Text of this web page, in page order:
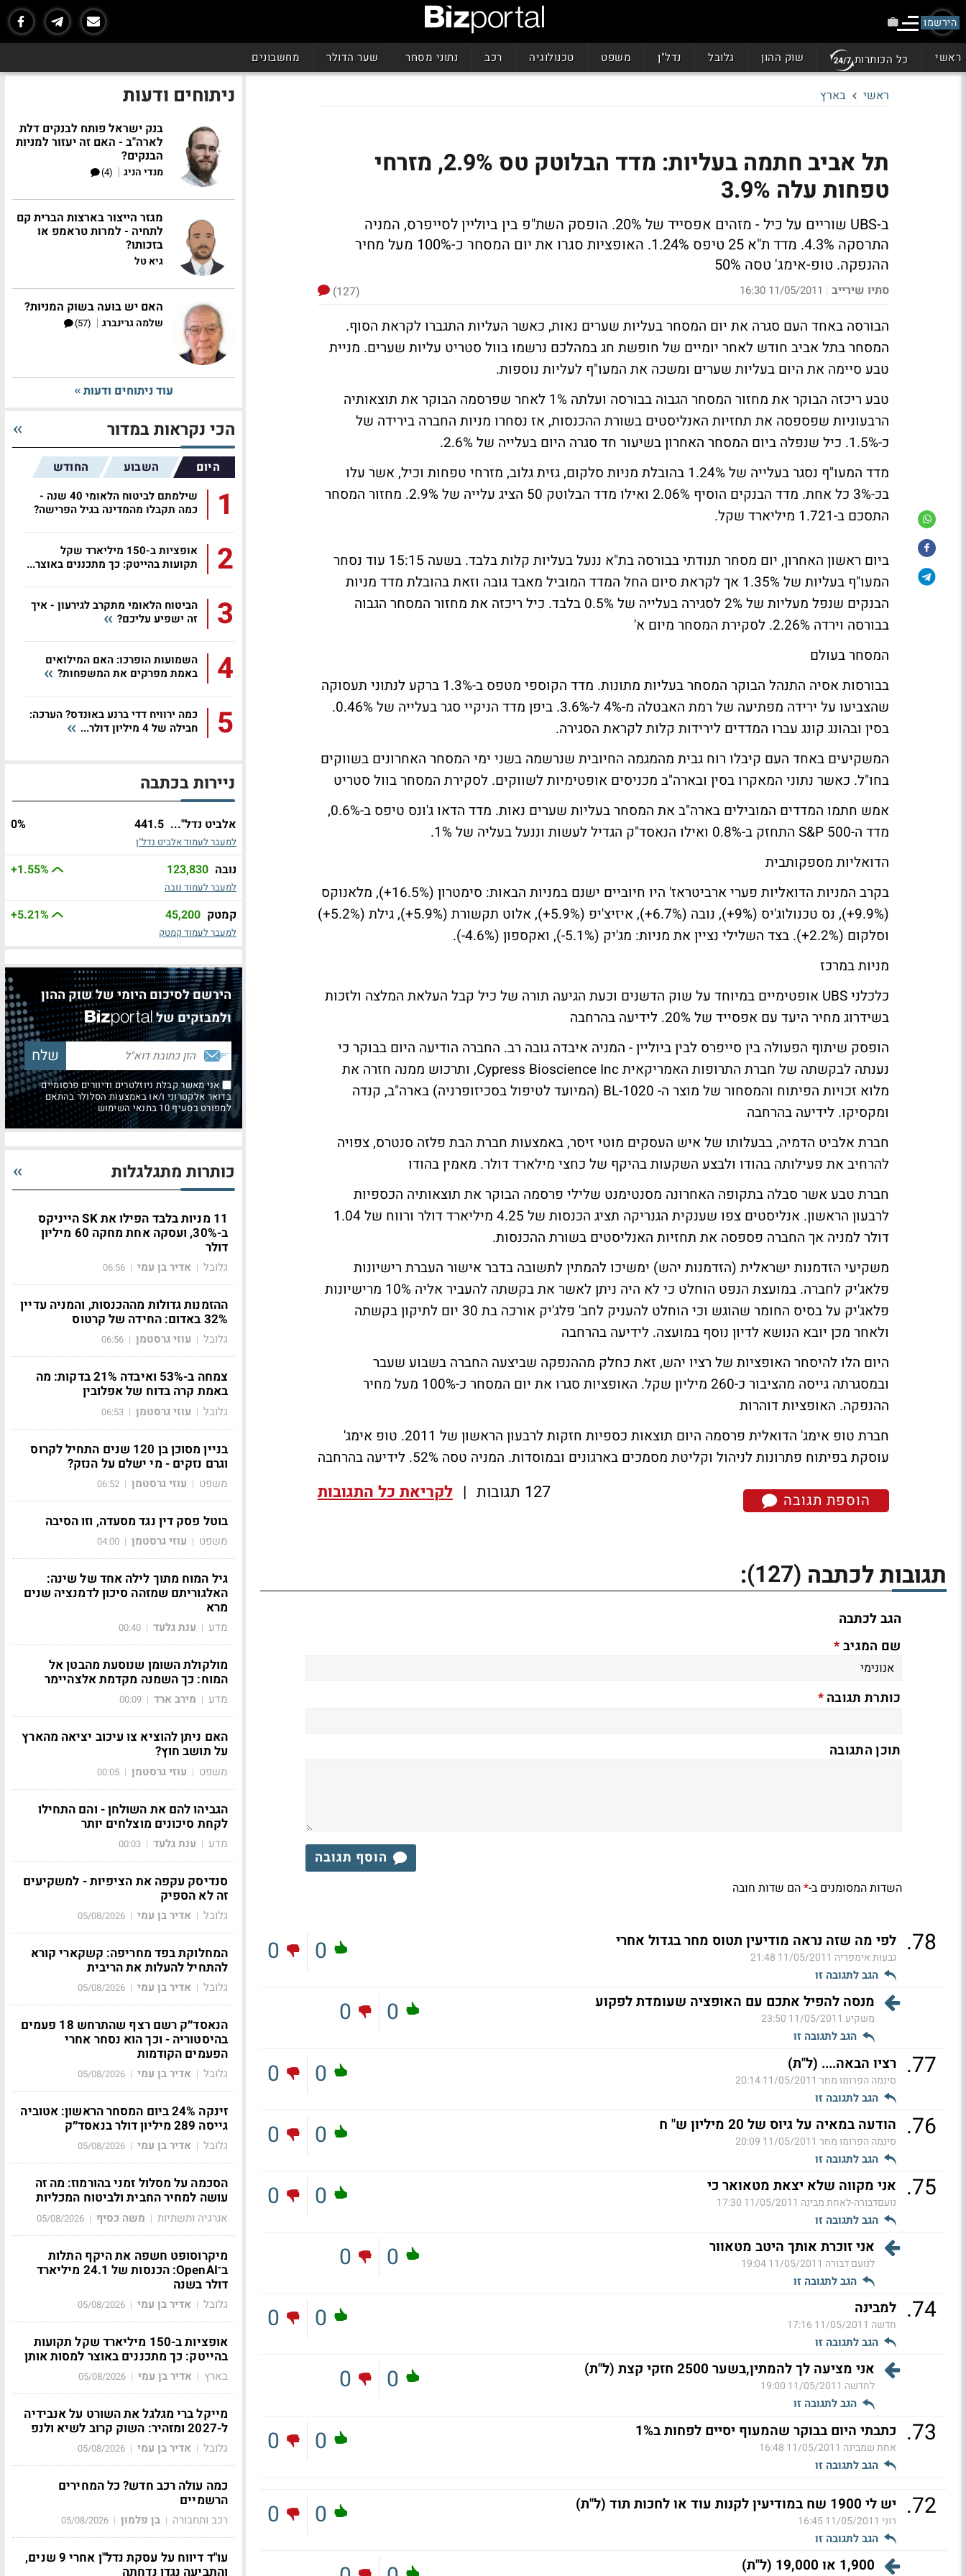
הירשמו
ראשי כל הכותרות שוק ההון גלובל נדל"ן משפט טכנולוגיה רכב נתוני מסחר שער הדולר מחשבונים
ראשי בארץ
תל אביב חתמה בעליות: מדד הבלוטק טס 2.9%, מזרחי
טפחות עלה 3.9%
ב-UBS שוריים על כיל - מזהים אפסייד של 20%. הופסק השת"פ בין ביוליין לסייפרס, המניה
התרסקה 4.3%. מדד ת"א 25 טיפס 1.24%. האופציות סגרו את יום המסחר כ-100% מעל מחיר
ההנפקה. טופ-אימג' טסה 50%
סתיו שירייב |
11/05/2011 16:30
(127)
הבורסה באחד העם סגרה את יום המסחר בעליות שערים נאות, כאשר העליות התגברו לקראת הסוף.
המסחר בתל אביב חודש לאחר יומיים של חופשת חג במהלכם נרשמו בוול סטריט עליות שערים. מניית
טבע סיימה את היום בעליות שערים ומשכה את המעו"ף לעליות נוספות.
טבע ריכזה הבוקר את מחזור המסחר הגבוה בבורסה ועלתה 1% לאחר שפרסמה הבוקר את תוצאותיה
הרבעוניות שפספסה את תחזיות האנליסטים בשורת ההכנסות, אז נסחרו מניות החברה בירידה של
כ-1.5%. כיל שנפלה ביום המסחר האחרון בשיעור חד סגרה היום בעלייה של 2.6%.
מדד המעו"ף נסגר בעלייה של 1.24% בהובלת מניות סלקום, גזית גלוב, מזרחי טפחות וכיל, אשר עלו
בכ-3% כל אחת. מדד הבנקים הוסיף 2.06% ואילו מדד הבלוטק 50 הציג עלייה של 2.9%. מחזור המסחר
התסכם ב-1.721 מיליארד שקל.
ביום ראשון האחרון, יום מסחר תנודתי בבורסה בת"א ננעל בעליות קלות בלבד. בשעה 15:15 עוד נסחר
המעו"ף בעליות של 1.35% אך לקראת סיום החל המדד המוביל מאבד גובה וזאת בהובלת מדד מניות
הבנקים שנפל מעליות של 2% לסגירה בעלייה של 0.5% בלבד. כיל ריכזה את מחזור המסחר הגבוה
בבורסה וירדה 2.26%.
לסקירת המסחר מיום א'
המסחר בעולם
בבורסות אסיה התנהל הבוקר המסחר בעליות מתונות. מדד הקוספי מטפס ב-1.3% ברקע לנתוני תעסוקה
שהצביעו על ירידה מפתיעה של רמת האבטלה מ-4% ל-3.6%. ביפן מדד הניקיי סגר בעלייה של 0.46%.
בסין ובהונג קונג עברו המדדים לירידות קלות לקראת הסגירה.
המשקיעים באחד העם קיבלו רוח גבית מהמגמה החיובית שנרשמה בשני ימי המסחר האחרונים בשווקים
בחו"ל. כאשר נתוני המאקרו בסין ובארה"ב מכניסים אופטימיות לשווקים. לסקירת המסחר בוול סטריט
אמש חתמו המדדים המובילים בארה"ב את המסחר בעליות שערים נאות. מדד הדאו ג'ונס טיפס ב-0.6%,
מדד ה-S&P 500 התחזק ב-0.8% ואילו הנאסד"ק הגדיל לעשות וננעל בעליה של 1%.
הדואליות מספקותבית
בקרב המניות הדואליות פערי ארביטראז' היו חיוביים ישנם במניות הבאות: סימטרון (16.5%+), מלאנוקס
(9.9%+), נס טכנולוג'יס (9%+), נובה (6.7%+), איזיצ'יפ (5.9%+), אלוט תקשורת (5.9%+), גילת (5.2%+)
וסלקום (2.2%+). בצד השלילי נציין את מניות: מג'יק (5.1%-), ואקספון (4.6%-).
מניות במרכז
כלכלני UBS אופטימיים במיוחד על שוק הדשנים וכעת הגיעה תורה של כיל קבל העלאת המלצה ולזכות
בשידרוג מחיר היעד עם אפסייד של 20%.
לידיעה בהרחבה
הופסק שיתוף הפעולה בין סייפרס לבין ביוליין - המניה איבדה גובה רב. החברה הודיעה היום בבוקר כי
נענתה לבקשתה של חברת התרופות האמריקאית Cypress Bioscience Inc, ותרכוש ממנה חזרה את
מלוא זכויות הפיתוח והמסחור של מוצר ה- BL-1020 (המיועד לטיפול בסכיזופרניה) בארה"ב, קנדה
ומקסיקו. לידיעה בהרחבה
חברת אלביט הדמיה, בבעלותו של איש העסקים מוטי זיסר, באמצעות חברת הבת פלזה סנטרס, צפויה
להרחיב את פעילותה בהודו ולבצע השקעות בהיקף של כחצי מילארד דולר. מאמין בהודו
חברת טבע אשר סבלה בתקופה האחרונה מסנטימנט שלילי פרסמה הבוקר את תוצאותיה הכספיות
לרבעון הראשון. אנליסטים צפו שענקית הגנריקה תציג הכנסות של 4.25 מיליארד דולר ורווח של 1.04
דולר למניה אך החברה פספסה את תחזיות האנליסטים בשורת ההכנסות.
משקיעי הזדמנות ישראלית (הזדמנות יהש) ימשיכו להמתין לתשובה בדבר אישור העברת רישיונות
פלאג'יק לחברה. במועצת הנפט הוחלט כי לא היה ניתן לאשר את בקשתה להעביר אליה 10% מרישיונות
פלאג'יק על בסיס החומר שהוגש וכי הוחלט להעניק לחב' פלג'יק אורכה בת 30 יום לתיקון בקשתה
ולאחר מכן יובא הנושא לדיון נוסף במועצה. לידיעה בהרחבה
היום הלו להיסחר האופציות של רציו יהש, זאת כחלק מההנפקה שביצעה החברה בשבוע שעבר
ובמסגרתה גייסה מהציבור כ-260 מיליון שקל. האופציות סגרו את יום המסחר כ-100% מעל מחיר
ההנפקה. האופציות דוהרות
חברת טופ אימג' הדואלית פרסמה היום תוצאות כספיות חזקות לרבעון הראשון של 2011. טופ אימג'
עוסקת בפיתוח פתרונות לניהול וקליטת מסמכים בארגונים ובמוסדות. המניה טסה 52%.
לידיעה בהרחבה
הוספת תגובה 127 תגובות | לקריאת כל התגובות
תגובות לכתבה (127)
:
הגב לכתבה
שם המגיב*
כותרת תגובה*
תוכן התגובה
הוסף תגובה
השדות המסומנים ב-*הם שדות חובה
78
. לפי מה שזה נראה מודיעין תטוס מחר בגדול אחרי
גבעות אימפריה 11/05/2011 21:48
הגב לתגובה זו
0
0
מנסה להפיל אתכם עם האופציה שעומדת לפקוע
משקיע 11/05/2011 23:50
הגב לתגובה זו
0
0
77
. רציו הבאה.... (ל"ת)
סינמה הפרומו מחר 11/05/2011 20:14
הגב לתגובה זו
0
0
76
. הודעה במאיה על גיוס של 20 מיליון ש" ח
סינמה הפרומו מחר 11/05/2011 20:09
הגב לתגובה זו
0
0
75
. אני מקווה שלא יצאת מטאואר כי
נועםדבורה-לאחת מבינה 11/05/2011 17:30
הגב לתגובה זו
0
0
אני זוכרת אותך היטב מטאוור
לנועם דבורה 11/05/2011 19:04
הגב לתגובה זו
0
0
74
. למבינה
חדשה 11/05/2011 17:16
הגב לתגובה זו
0
0
אני מציעה לך להמתין,בשער 2500 חזקי קצת (ל"ת)
לחדשה 11/05/2011 19:00
הגב לתגובה זו
0
0
73
. כתבתי היום בבוקר שהמעוף יסיים לפחות ב1%
אחת שמבינה 11/05/2011 16:48
הגב לתגובה זו
0
0
72
. יש לי 1900 שח במודיעין לקנות עוד או לחכות תוד (ל"ת)
רוני 11/05/2011 16:45
הגב לתגובה זו
0
0
1,900 או 19,000 (ל"ת)
ניתוחים ודעות
בנק ישראל פותח לבנקים דלת
לארה"ב - האם זה יעזור למניות
הבנקים?
מנדי הניג |
(4)
מגזר הייצור בארצות הברית קם
לתחיה - למרות טראמפ או
בזכותו?
גיא טל
האם יש בועה בשוק המניות?
שלמה גרינברג |
(57)
עוד ניתוחים ודעות
הכי נקראות במדור
היום השבוע החודש
1
שילמתם לביטוח הלאומי 40 שנה -
כמה תקבלו מהמדינה בגיל הפרישה?
2
אופציות ב-150 מיליארד שקל
תקועות בהייטק: כך מתכננים באוצר...
3
הביטוח הלאומי מתקרב לגירעון - איך
זה ישפיע עליכם?
4
השמועות הופרכו: האם המילואים
באמת מפרקים את המשפחות?
5
כמה ירוויח דדי ברנע באונדס? הערכה:
חבילה של 4 מיליון דולר...
ניירות בכתבה
אלביט נדל"... 441.5
0%
למעבר לעמוד אלביט נדל"ן
נובה 123,830
+1.55%
למעבר לעמוד נובה
קמטק 45,200
+5.21%
למעבר לעמוד קמטק
הירשם לסיכום היומי של שוק ההון
ולמבזקים של
אני מאשר קבלת ניוזלטרים ודיוורים פרסומיים
בדואר אלקטרוני ו/או באמצעות הסלולר בהתאם
למפורט בסעיף 10 בתנאי השימוש
כותרות מתגלגלות
11 מניות בלבד הפילו את SK הייניקס
ב-30%, ועסקה אחת מחקה 60 מיליון
דולר
גלובל | אדיר בן עמי |
06:56
ההזמנות גדולות מההכנסות, והמניה עדיין
32% באדום: החידה של קרטוס
גלובל | עוזי גרסטמן |
06:56
צמחה ב-53% ואיבדה 21% בדקות: מה
באמת קרה בדוח של אפלובין
גלובל | עוזי גרסטמן |
06:53
בניין מסוכן בן 120 שנים התחיל לקרוס
וגרם נזקים - מי ישלם על הנזק?
משפט | עוזי גרסטמן |
06:52
בוטל פסק דין נגד מסעדה, וזו הסיבה
משפט | עוזי גרסטמן |
04:00
גיל המוח מתוך לילה אחד של שינה:
האלגוריתם שמזהה סיכון לדמנציה שנים
מרא
מדע | ענת גלעד |
00:40
מולקולת השומן שנוסעת מהבטן אל
המוח: כך השמנה מקדמת אלצהיימר
מדע | מירב ארד |
00:09
האם ניתן להוציא צו עיכוב יציאה מהארץ
על תושב חוץ?
משפט | עוזי גרסטמן |
00:05
הגביהו להם את השולחן - והם התחילו
לקחת סיכונים מוצלחים יותר
מדע | ענת גלעד |
00:03
סנדיסק עקפה את הציפיות - למשקיעים
זה לא הספיק
גלובל | אדיר בן עמי |
05/08/2026
המחלוקת בפד מחריפה: קשקארי קורא
להתחיל להעלות את הריבית
גלובל | אדיר בן עמי |
05/08/2026
הנאסד״ק רשם רצף שהתרחש 18 פעמים
בהיסטוריה - וכך הוא נסחר אחרי
הפעמים הקודמות
גלובל | אדיר בן עמי |
05/08/2026
זינקה 24% ביום המסחר הראשון: אטוביה
גייסה 289 מיליון דולר בנאסד״ק
גלובל | אדיר בן עמי |
05/08/2026
הסכמה על מסלול זמני בהורמוז: מה זה
עושה למחיר החבית ולביטוח המכליות
אנרגיה ותשתיות | משה כסיף |
05/08/2026
מיקרוסופט חשפה את היקף התלות
ב־OpenAI: הכנסות של 24.1 מיליארד
דולר בשנה
גלובל | אדיר בן עמי |
05/08/2026
אופציות ב-150 מיליארד שקל תקועות
בהייטק: כך מתכננים באוצר למסות אותן
בארץ | אדיר בן עמי |
05/08/2026
מייקל ברי מגלגל את השורט על אנבידיה
ל-2027 ומזהיר: השוק קרוב לשיא ולנפ
גלובל | אדיר בן עמי |
05/08/2026
כמה עולה רכב חדש? כל המחירים
הרשמיים
רכב ותחבורה | בן פלמון |
05/08/2026
עו"ד דיווח על עסקת נדל"ן אחרי 9 שנים,
והתביעה נגדו נדחתה